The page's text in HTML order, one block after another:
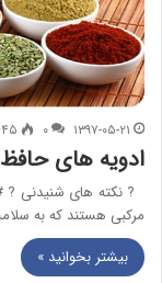
۱۳۹۷-۰۵-۲۱ ۰
ادویه های
? نکته های شنیدنی ?
مرکبی هستند که به
بیشتر بخوانید »